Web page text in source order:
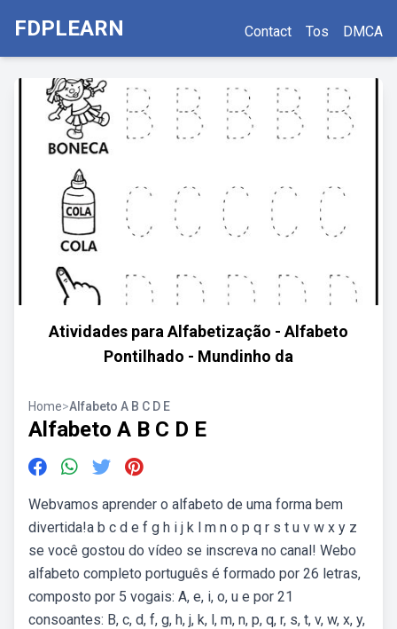
FDPLEARN Contact Tos DMCA
Atividades para Alfabetização - Alfabeto
Pontilhado - Mundinho da
Home>Alfabeto A B C D E
Alfabeto A B C D E
Webvamos aprender o alfabeto de uma forma bem
divertida!a b c d e f g h i j k l m n o p q r s t u v w x y z
se você gostou do vídeo se inscreva no canal! Webo
alfabeto completo português é formado por 26 letras,
composto por 5 vogais: A, e, i, o, u e por 21
consoantes: B, c, d, f, g, h, j, k, l, m, n, p, q, r, s, t, v, w, x, y,